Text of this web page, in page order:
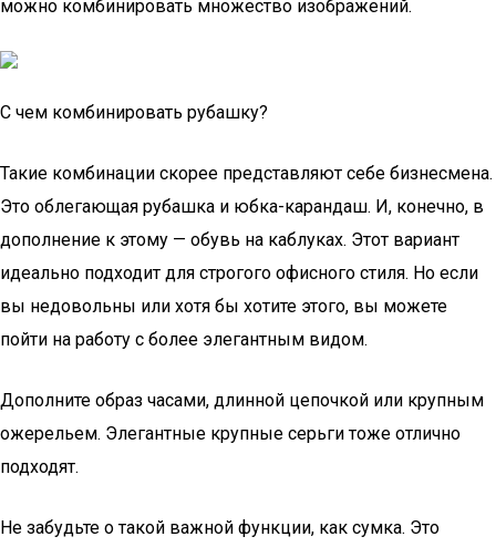
можно комбинировать множество изображений.
С чем комбинировать рубашку?
Такие комбинации скорее представляют себе бизнесмена.
Это облегающая рубашка и юбка-карандаш. И, конечно, в
дополнение к этому — обувь на каблуках. Этот вариант
идеально подходит для строгого офисного стиля. Но если
вы недовольны или хотя бы хотите этого, вы можете
пойти на работу с более элегантным видом.
Дополните образ часами, длинной цепочкой или крупным
ожерельем. Элегантные крупные серьги тоже отлично
подходят.
Не забудьте о такой важной функции, как сумка. Это